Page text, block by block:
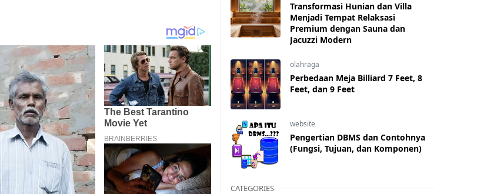
Transformasi Hunian dan Villa
Menjadi Tempat Relaksasi
Premium dengan Sauna dan
Jacuzzi Modern
olahraga
Perbedaan Meja Billiard 7 Feet, 8
Feet, dan 9 Feet
website
Pengertian DBMS dan Contohnya
(Fungsi, Tujuan, dan Komponen)
CATEGORIES